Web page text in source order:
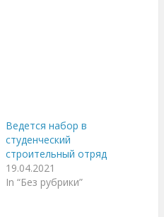
Ведется набор в
студенческий
строительный отряд
19.04.2021
In “Без рубрики”